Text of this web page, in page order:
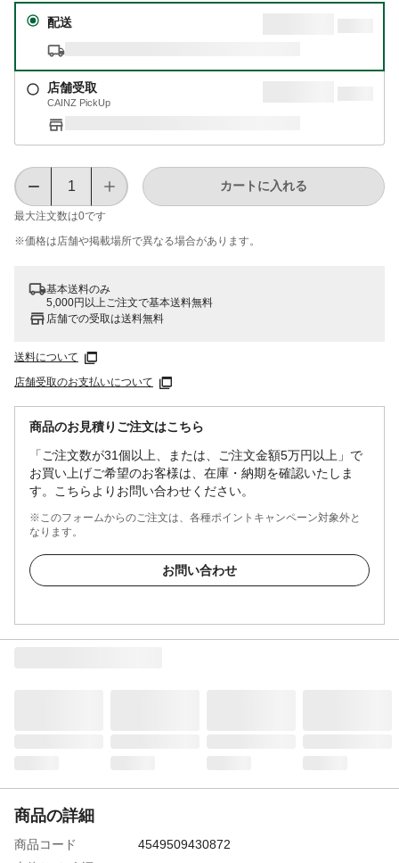
配送
店舗受取
CAINZ PickUp
最大注文数は0です
カートに入れる
※価格は​店舗や​掲載場所で​異なる​場合が​あります。
基本送料のみ
5,000円以上ご注文で基本送料無料
店舗での受取は送料無料
送料について
店舗受取のお支払いについて
商品のお見積りご注文はこちら
「ご注文数が31個以上、または、ご注文金額5万円以上」で
お買い上げご希望のお客様は、在庫・納期を確認いたしま
す。こちらよりお問い合わせください。
※このフォームからのご注文は、各種ポイントキャンペーン対象外と
なります。
お問い合わせ
商品の詳細
商品コード
4549509430872